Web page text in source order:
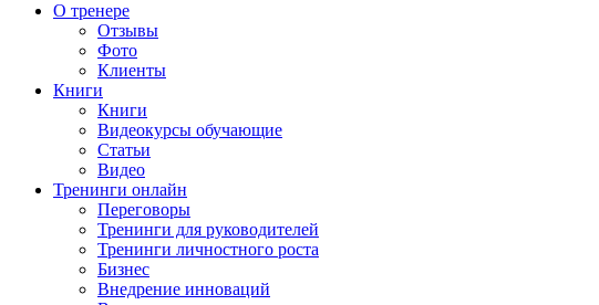
О тренере
Отзывы
Фото
Клиенты
Книги
Книги
Видеокурсы обучающие
Статьи
Видео
Тренинги онлайн
Переговоры
Тренинги для руководителей
Тренинги личностного роста
Бизнес
Внедрение инноваций